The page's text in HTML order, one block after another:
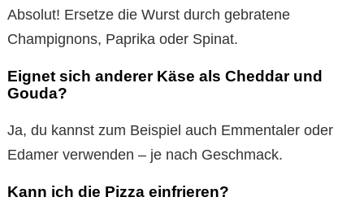
Absolut! Ersetze die Wurst durch gebratene
Champignons, Paprika oder Spinat.
Eignet sich anderer Käse als Cheddar und
Gouda?
Ja, du kannst zum Beispiel auch Emmentaler oder
Edamer verwenden – je nach Geschmack.
Kann ich die Pizza einfrieren?